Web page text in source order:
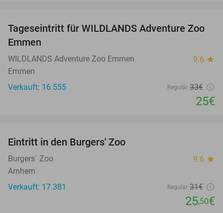
24%
Tageseintritt für WILDLANDS Adventure Zoo
Emmen
WILDLANDS Adventure Zoo Emmen 9.6 star
Emmen
Verkauft: 16.555
Regulär 33€
25€
Eintritt in den Burgers' Zoo
Burgers´ Zoo 9.6 star
Arnhem
Verkauft: 17.381
Regulär 31€
25,50€